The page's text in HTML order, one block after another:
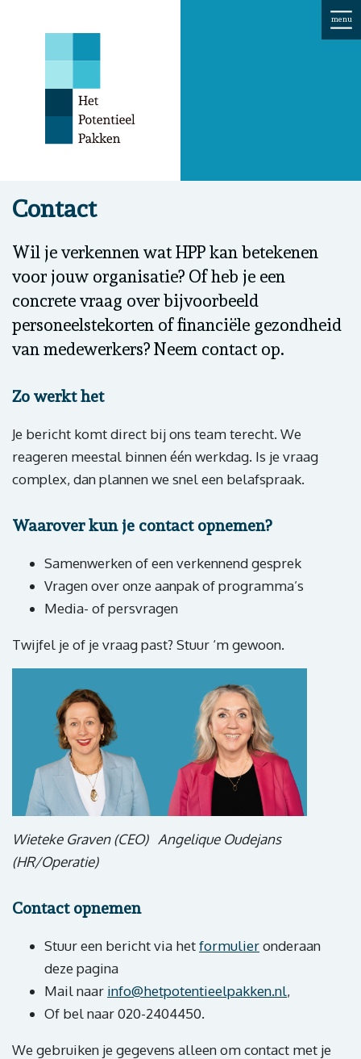
menu
Contact
Wil je verkennen wat HPP kan betekenen
voor jouw organisatie? Of heb je een
concrete vraag over bijvoorbeeld
personeelstekorten of financiële gezondheid
van medewerkers? Neem contact op.
Zo werkt het
Je bericht komt direct bij ons team terecht. We
reageren meestal binnen één werkdag. Is je vraag
complex, dan plannen we snel een belafspraak.
Waarover kun je contact opnemen?
Samenwerken of een verkennend gesprek
Vragen over onze aanpak of programma’s
Media- of persvragen
Twijfel je of je vraag past? Stuur ‘m gewoon.
Wieteke Graven (CEO) Angelique Oudejans
(HR/Operatie)
Contact opnemen
Stuur een bericht via hetformulieronderaan
deze pagina
Mail naar info@hetpotentieelpakken.nl,
Of bel naar 020-2404450.
We gebruiken je gegevens alleen om contact met je